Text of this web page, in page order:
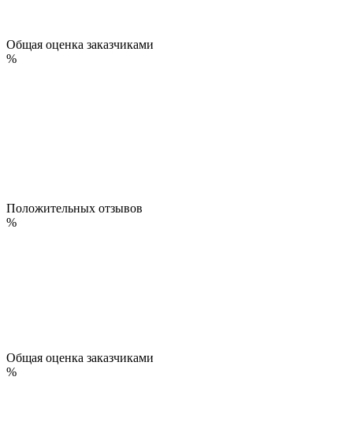
Общая оценка заказчиками
%
Положительных отзывов
%
Общая оценка заказчиками
%